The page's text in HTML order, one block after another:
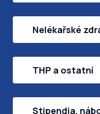
Nelékařské
THP a ostatní
Stipendia,